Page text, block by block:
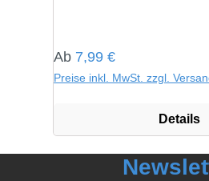
Regulärer Preis:
Ab 7,99 €
Preise inkl. MwSt. zzgl.
Details